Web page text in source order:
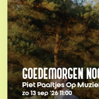
GOEDEMORGEN
Piet Paaltjes Op
zo 13 sep ’2611:00